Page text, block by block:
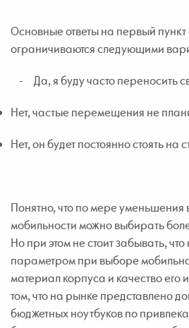
Основные ответы на первый
ограничиваются следующими
- Да, я буду часто переносить
Нет, частые перемещения не
Нет, он будет постоянно стоять на
Понятно, что по мере
мобильности можно выбирать
Но при этом не стоит забывать,
параметром при выборе
материал корпуса и качество его
том, что на рынке представлено
бюджетных ноутбуков по